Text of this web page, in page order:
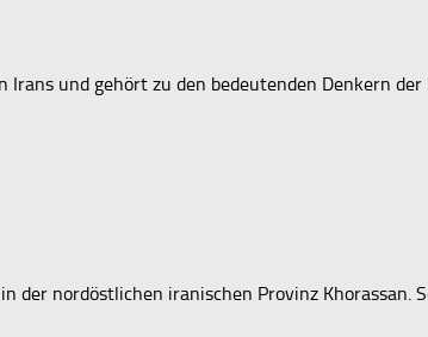
und gehört zu den bedeutenden Denkern
nordöstlichen iranischen Provinz Khorassan.